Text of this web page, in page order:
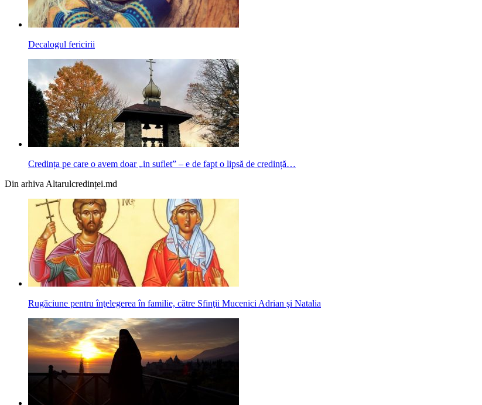
Decalogul fericirii
Credința pe care o avem doar „in suflet” – e de fapt o lipsă de credință…
Din arhiva Altarulcredinței.md
Rugăciune pentru înţelegerea în familie, către Sfinţii Mucenici Adrian şi Natalia